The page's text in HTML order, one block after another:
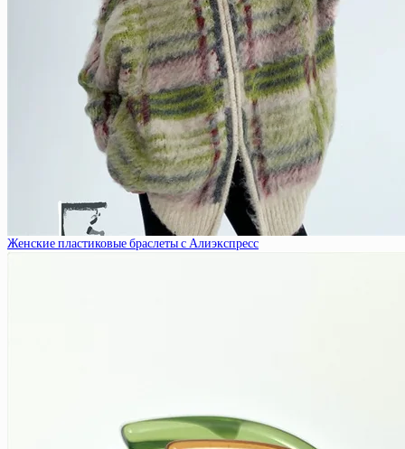
Женские пластиковые браслеты с Алиэкспресс